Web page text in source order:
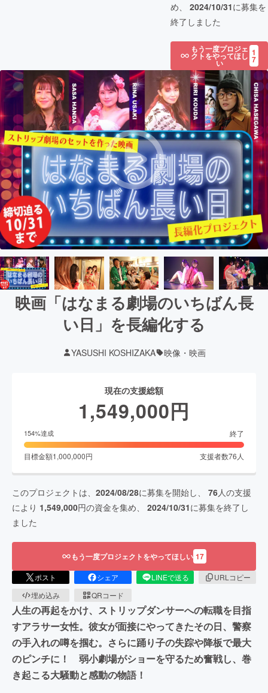
め、 2024/10/31に募集を
終了しました
もう一度プロジェ
クトをやってほし
い
1
7
映画「はなまる劇場のいちばん長
い日」を長編化する
YASUSHI KOSHIZAKA 映像・映画
現在の支援総額
1,549,000円
154%達成 終了
目標金額1,000,000円 支援者数76 人
このプロジェクトは、 2024/08/28に募集を開始し、 76人の支援
により 1,549,000円の資金を集め、 2024/10/31に募集を終了し
ました
もう一度プロジェクトをやってほしい 17
ポスト シェア LINEで送る
URLコピー
埋め込み
QRコード
人生の再起をかけ、ストリップダンサーへの転職を目指
すアラサー女性。彼女が面接にやってきたその日、警察
の手入れの噂を掴む。さらに踊り子の失踪や降板で最大
のピンチに！ 弱小劇場がショーを守るため奮戦し、巻
き起こる大騒動と感動の物語！